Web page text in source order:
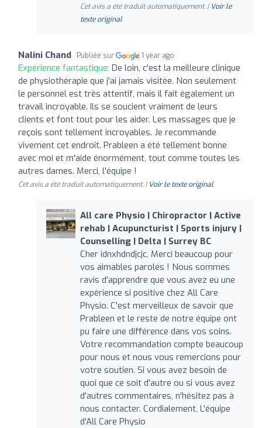
Cet avis a été traduit automatiquement. | Voir le
texte original
Nalini Chand Publiée sur 1 year ago
Expérience fantastique: De loin, c'est la meilleure clinique
de physiothérapie que j'ai jamais visitée. Non seulement
le personnel est très attentif, mais il fait également un
travail incroyable. Ils se soucient vraiment de leurs
clients et font tout pour les aider. Les massages que je
reçois sont tellement incroyables. Je recommande
vivement cet endroit. Prableen a été tellement bonne
avec moi et m'aide énormément, tout comme toutes les
autres dames. Merci, l'équipe !
Cet avis a été traduit automatiquement. | Voir le texte original
All care Physio | Chiropractor | Active
rehab | Acupuncturist | Sports injury |
Counselling | Delta | Surrey BC
Cher idnxhdndjcjc, Merci beaucoup pour
vos aimables paroles ! Nous sommes
ravis d'apprendre que vous avez eu une
expérience si positive chez All Care
Physio. C'est merveilleux de savoir que
Prableen et le reste de notre équipe ont
pu faire une différence dans vos soins.
Votre recommandation compte beaucoup
pour nous et nous vous remercions pour
votre soutien. Si vous avez besoin de
quoi que ce soit d'autre ou si vous avez
d'autres commentaires, n'hésitez pas à
nous contacter. Cordialement, L'équipe
d'All Care Physio